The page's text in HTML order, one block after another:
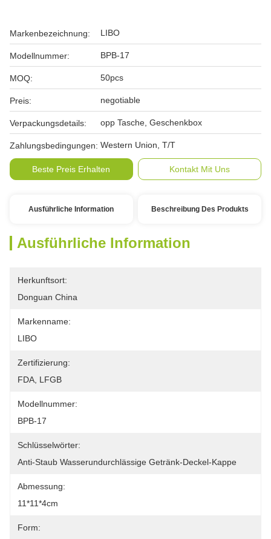
Markenbezeichnung: LIBO
Modellnummer: BPB-17
MOQ: 50pcs
Preis: negotiable
Verpackungsdetails: opp Tasche, Geschenkbox
Zahlungsbedingungen: Western Union, T/T
Beste Preis Erhalten Kontakt Mit Uns
Ausführliche Information Beschreibung Des Produkts
Ausführliche Information
Herkunftsort:
Donguan China
Markenname:
LIBO
Zertifizierung:
FDA, LFGB
Modellnummer:
BPB-17
Schlüsselwörter:
Anti-Staub Wasserundurchlässige Getränk-Deckel-Kappe
Abmessung:
11*11*4cm
Form: